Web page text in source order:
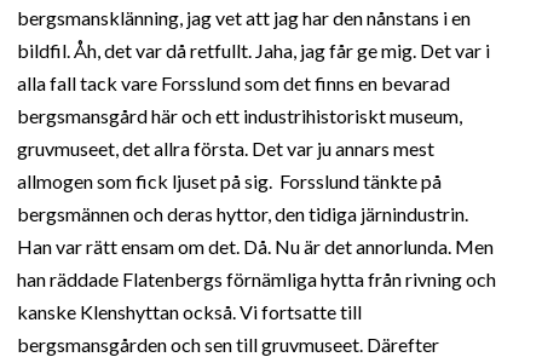
bergsmansklänning, jag vet att jag har den nånstans i en
bildfil. Åh, det var då retfullt. Jaha, jag får ge mig. Det var i
alla fall tack vare Forsslund som det finns en bevarad
bergsmansgård här och ett industrihistoriskt museum,
gruvmuseet, det allra första. Det var ju annars mest
allmogen som fick ljuset på sig. Forsslund tänkte på
bergsmännen och deras hyttor, den tidiga järnindustrin.
Han var rätt ensam om det. Då. Nu är det annorlunda. Men
han räddade Flatenbergs förnämliga hytta från rivning och
kanske Klenshyttan också. Vi fortsatte till
bergsmansgården och sen till gruvmuseet. Därefter